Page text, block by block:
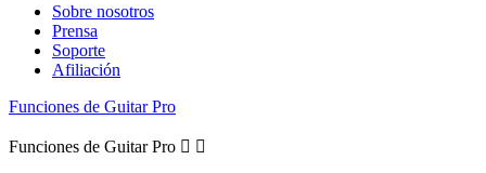
Sobre nosotros
Prensa
Soporte
Afiliación
Funciones de Guitar Pro
Funciones de Guitar Pro  